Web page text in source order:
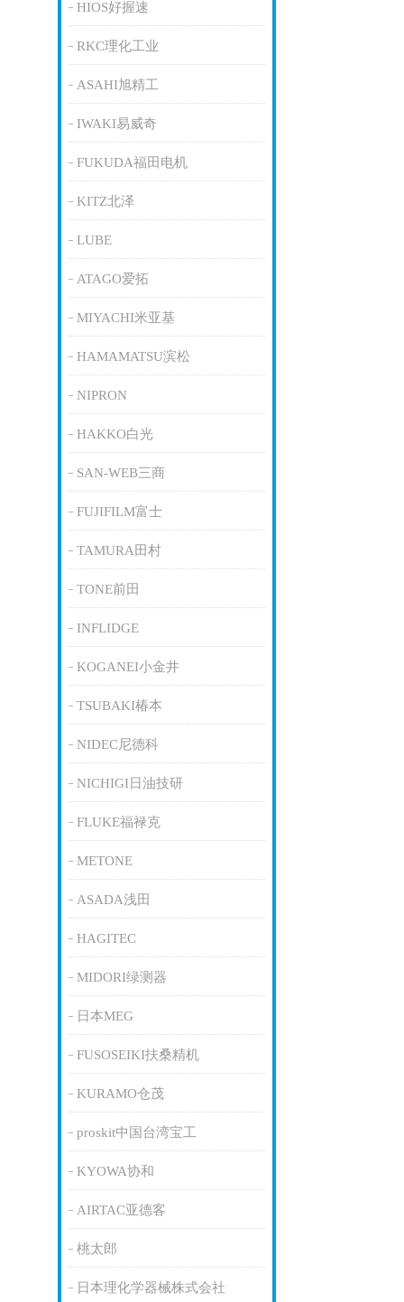
HIOS好握速
RKC理化工业
ASAHI旭精工
IWAKI易威奇
FUKUDA福田电机
KITZ北泽
LUBE
ATAGO爱拓
MIYACHI米亚基
HAMAMATSU滨松
NIPRON
HAKKO白光
SAN-WEB三商
FUJIFILM富士
TAMURA田村
TONE前田
INFLIDGE
KOGANEI小金井
TSUBAKI椿本
NIDEC尼德科
NICHIGI日油技研
FLUKE福禄克
METONE
ASADA浅田
HAGITEC
MIDORI绿测器
日本MEG
FUSOSEIKI扶桑精机
KURAMO仓茂
proskit中国台湾宝工
KYOWA协和
AIRTAC亚德客
桃太郎
日本理化学器械株式会社